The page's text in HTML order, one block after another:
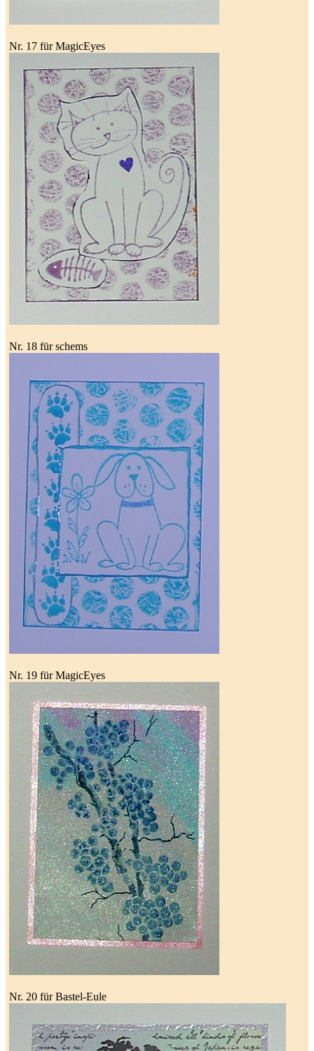
Nr. 17 für MagicEyes
Nr. 18 für schems
Nr. 19 für MagicEyes
Nr. 20 für Bastel-Eule